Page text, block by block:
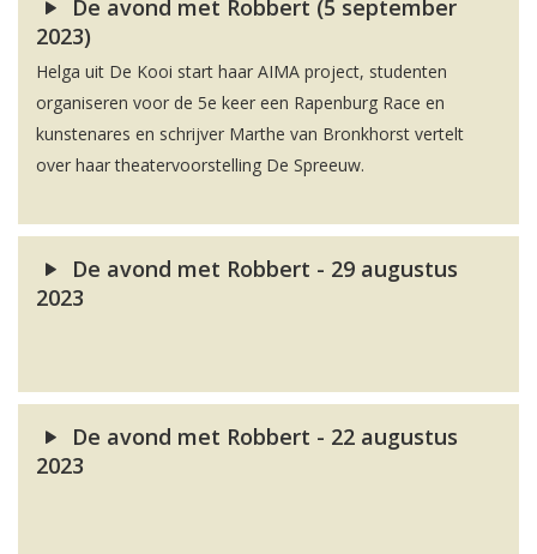
De avond met Robbert (5 september
2023)
Helga uit De Kooi start haar AIMA project, studenten
organiseren voor de 5e keer een Rapenburg Race en
kunstenares en schrijver Marthe van Bronkhorst vertelt
over haar theatervoorstelling De Spreeuw.
De avond met Robbert - 29 augustus
2023
De avond met Robbert - 22 augustus
2023